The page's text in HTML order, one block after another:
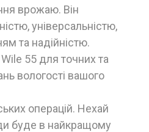
врожаю. Він
універсальністю,
та надійністю.
55 для точних та
вологості вашого
операцій. Нехай
буде в найкращому